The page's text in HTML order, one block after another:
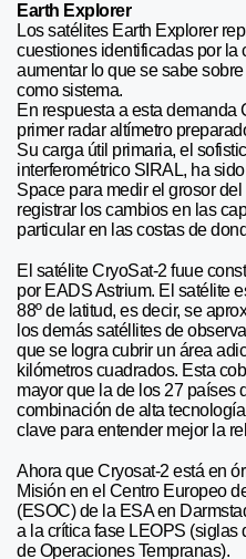
Earth Explorer
Los satélites Earth Explorer
cuestiones identificadas por la
aumentar lo que se sabe
como sistema.
En respuesta a esta demanda
primer radar altímetro
Su carga útil primaria, el
interferométrico SIRAL, ha
Space para medir el grosor
registrar los cambios en las
particular en las costas de
El satélite CryoSat-2 fuue
por EADS Astrium. El satélite
88º de latitud, es decir, se
los demás satéllites de
que se logra cubrir un área
kilómetros cuadrados. Esta
mayor que la de los 27 países
combinación de alta
clave para entender mejor la
Ahora que Cryosat-2 está en
Misión en el Centro Europeo
(ESOC) de la ESA en
a la crítica fase LEOPS
de Operaciones Tempranas).